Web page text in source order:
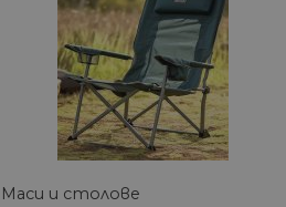
Маси и столове